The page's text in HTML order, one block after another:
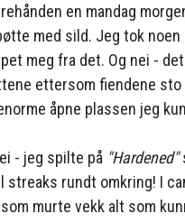
en mandag
med sild. Jeg tok
meg fra det. Og nei -
ettersom fiendene
åpne plassen jeg
- jeg spilte på "Hardened"
streaks rundt omkring! I
murte vekk alt som